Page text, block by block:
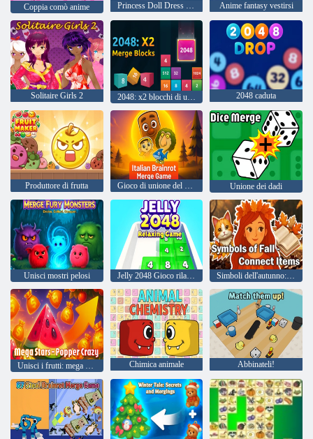
Coppia comò anime Princess Doll Dress Up Beauty Anime fantasy vestirsi
Solitaire Girls 2 2048 caduta
Produttore di frutta Gioco di unione del cervello italiano Unione dei dadi
Unisci mostri pelosi Jelly 2048 Gioco rilassante Simboli dell'autunno: collega gli oggetti
Chimica animale Abbinateli!